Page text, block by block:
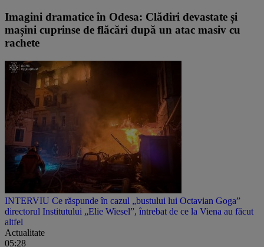
Imagini dramatice în Odesa: Clădiri devastate și
mașini cuprinse de flăcări după un atac masiv cu
rachete
INTERVIU Ce răspunde în cazul „bustului lui Octavian Goga”
directorul Institutului „Elie Wiesel”, întrebat de ce la Viena au făcut
altfel
Actualitate
05:28